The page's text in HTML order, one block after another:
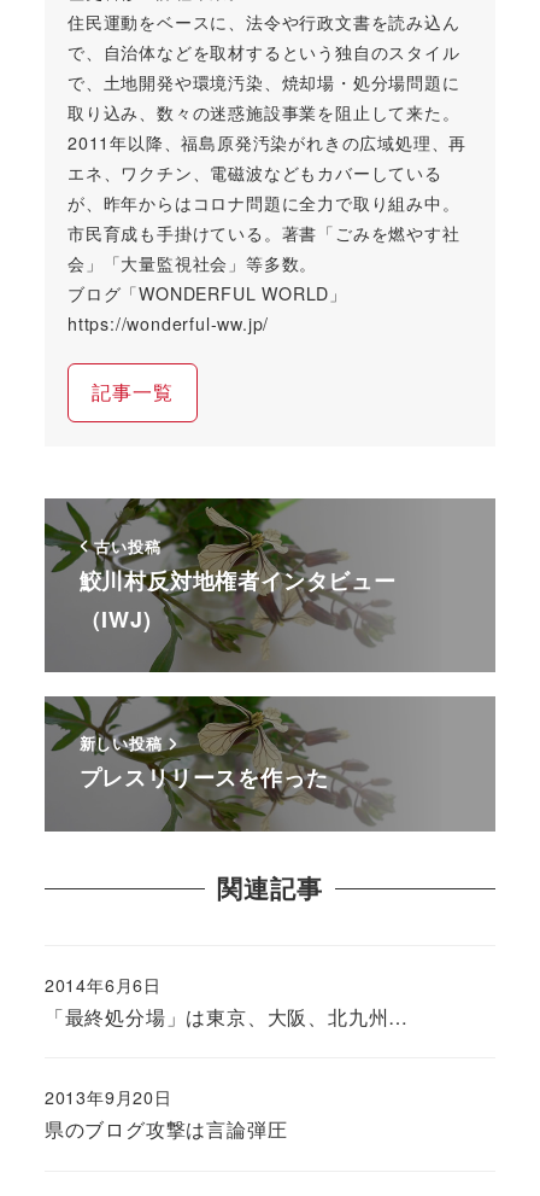
住民運動をベースに、法令や行政文書を読み込ん
で、自治体などを取材するという独自のスタイル
で、土地開発や環境汚染、焼却場・処分場問題に
取り込み、数々の迷惑施設事業を阻止して来た。
2011年以降、福島原発汚染がれきの広域処理、再
エネ、ワクチン、電磁波などもカバーしている
が、昨年からはコロナ問題に全力で取り組み中。
市民育成も手掛けている。著書「ごみを燃やす社
会」「大量監視社会」等多数。
ブログ「WONDERFUL WORLD」
https://wonderful-ww.jp/
記事一覧
古い投稿
鮫川村反対地権者インタビュー
（IWJ)
新しい投稿
プレスリリースを作った
関連記事
「最終処分場」は東京、大阪、北九州…
2014年6月6日
県のブログ攻撃は言論弾圧
2013年9月20日